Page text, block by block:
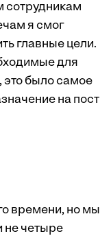
сотрудникам
я смог
главные цели.
для
было самое
на пост
времени, но мы
не четыре